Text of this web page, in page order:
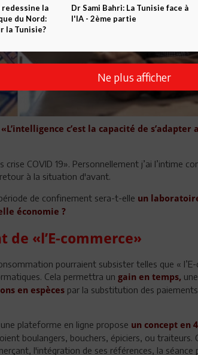
«L’intelligence c’est la capacité de s’adapter
COVID 19». Personnellement j’ai l’intime
à la situation d'avant.
de confinement sera-t-elle un
économie ?
«l’E-commerce»
pourraient subsister telles que «
Cela permettra un gain en temps, une
en espèces par la substitution des paiements
plateforme en ligne propose un concept en
boulangers, bouchers, épiciers, ou traiteurs.
l'intégration de ses références, la
redessine la
du Nord:
la Tunisie?
Dr Sami Bahri: La Tunisie face à
l'IA - 2ème partie
Ne plus afficher